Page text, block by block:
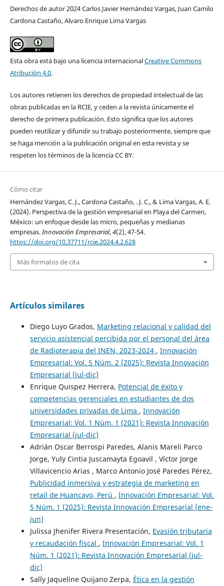
Derechos de autor 2024 Carlos Javier Hernández Vargas, Juan Camilo
Cardona Castaño, Alvaro Enrique Lima Vargas
Esta obra está bajo una licencia internacionalCreative Commons
Atribución 4.0.
Los autores retienen los derechos de propiedad intelectual de las
obras publicadas en la RCIE, y ceden a la revista únicamente el
derecho de primera publicación. Esto significa que los autores
pueden reutilizar y difundir su trabajo posteriormente, siempre que
se haga mención a la publicación original en esta revista y se
respeten los términos de la licencia CC BY.
Cómo citar
Hernández Vargas, C. J., Cardona Castaño, . J. C., & Lima Vargas, A. E.
(2024). Perspectiva de la gestión empresarial en Playa del Carmen,
México: un enfoque desde las micro, pequeñas y medianas
empresas.Innovación Empresarial,4(2), 47-54.
https://doi.org/10.37711/rcie.2024.4.2.628
Más formatos de cita
Artículos similares
Diego Luyo Grados, Marketing relacional y calidad del
servicio asistencial percibida por el personal del área
de Radioterapia del INEN, 2023-2024 , Innovación
Empresarial: Vol. 5 Núm. 2 (2025): Revista Innovación
Empresarial (jul-dic)
Enrique Quispez Herrera, Potencial de éxito y
competencias gerenciales en estudiantes de dos
universidades privadas de Lima , Innovación
Empresarial: Vol. 1 Núm. 1 (2021): Revista Innovación
Empresarial (jul-dic)
Adrián Oscar Berrospi Paredes, Alanis Mareli Parco
Jorge, Yuly Cintia Juscamayta Egoavil , Víctor Jorge
Villavicencio Arias , Marco Antonio José Paredes Pérez,
Publicidad inmersiva y estrategia de marketing en
retail de Huancayo, Perú , Innovación Empresarial: Vol.
5 Núm. 1 (2025): Revista Innovación Empresarial (ene-
jun)
Julissa Jhenifer Rivera Presentación, Evasión tributaria
y recaudación fiscal , Innovación Empresarial: Vol. 1
Núm. 1 (2021): Revista Innovación Empresarial (jul-
dic)
Sally Jaqueline Quijano Zerpa, Ética en la gestión